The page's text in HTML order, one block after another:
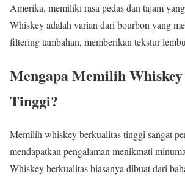
Amerika, memiliki rasa pedas dan tajam
Whiskey adalah varian dari bourbon yang
filtering tambahan, memberikan tekstur
Mengapa Memilih
Tinggi?
Memilih whiskey berkualitas tinggi sangat
mendapatkan pengalaman menikmati
Whiskey berkualitas biasanya dibuat dari